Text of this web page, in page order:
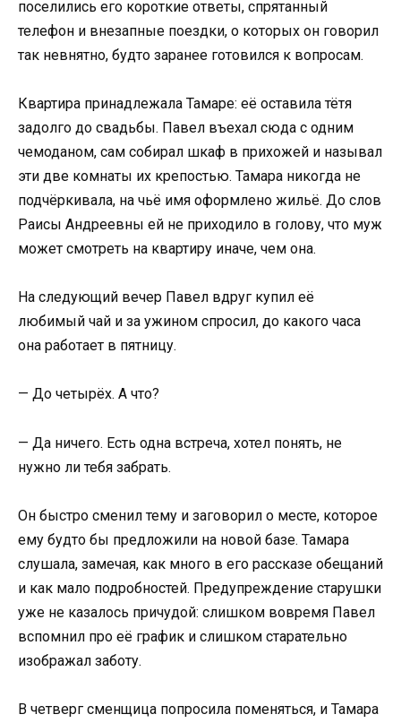
поселились его короткие ответы, спрятанный
телефон и внезапные поездки, о которых он говорил
так невнятно, будто заранее готовился к вопросам.
Квартира принадлежала Тамаре: её оставила тётя
задолго до свадьбы. Павел въехал сюда с одним
чемоданом, сам собирал шкаф в прихожей и называл
эти две комнаты их крепостью. Тамара никогда не
подчёркивала, на чьё имя оформлено жильё. До слов
Раисы Андреевны ей не приходило в голову, что муж
может смотреть на квартиру иначе, чем она.
На следующий вечер Павел вдруг купил её
любимый чай и за ужином спросил, до какого часа
она работает в пятницу.
— До четырёх. А что?
— Да ничего. Есть одна встреча, хотел понять, не
нужно ли тебя забрать.
Он быстро сменил тему и заговорил о месте, которое
ему будто бы предложили на новой базе. Тамара
слушала, замечая, как много в его рассказе обещаний
и как мало подробностей. Предупреждение старушки
уже не казалось причудой: слишком вовремя Павел
вспомнил про её график и слишком старательно
изображал заботу.
В четверг сменщица попросила поменяться, и Тамара